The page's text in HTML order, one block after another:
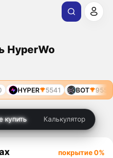
HyperWo
HYPER 5541 BOT 9555
купить Калькулятор
покрытие 0%